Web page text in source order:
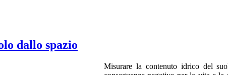
dallo spazio
Misurare la contenuto idrico del